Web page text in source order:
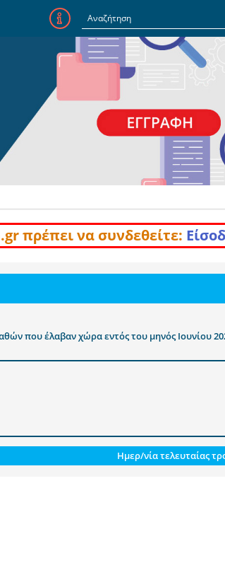
E-Mail
Κωδικός
Να με θυμάσαι
πρέπει να συνδεθείτε:
που έλαβαν χώρα εντός του μηνός Ιουνίου
Ημερ/νία τελευταίας